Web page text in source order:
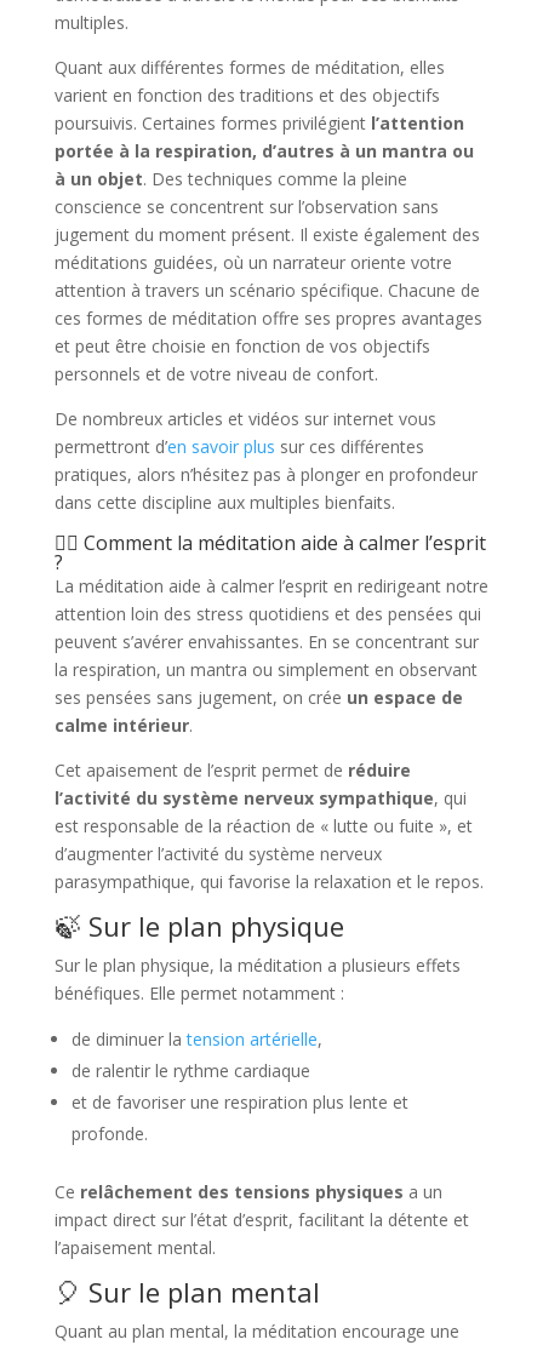
multiples.
Quant aux différentes formes de méditation, elles
varient en fonction des traditions et des objectifs
poursuivis. Certaines formes privilégient l’attention
portée à la respiration, d’autres à un mantra ou
à un objet. Des techniques comme la pleine
conscience se concentrent sur l’observation sans
jugement du moment présent. Il existe également des
méditations guidées, où un narrateur oriente votre
attention à travers un scénario spécifique. Chacune de
ces formes de méditation offre ses propres avantages
et peut être choisie en fonction de vos objectifs
personnels et de votre niveau de confort.
De nombreux articles et vidéos sur internet vous
permettront d’en savoir plus sur ces différentes
pratiques, alors n’hésitez pas à plonger en profondeur
dans cette discipline aux multiples bienfaits.
💆‍♀️ Comment la méditation aide à calmer l’esprit
?
La méditation aide à calmer l’esprit en redirigeant notre
attention loin des stress quotidiens et des pensées qui
peuvent s’avérer envahissantes. En se concentrant sur
la respiration, un mantra ou simplement en observant
ses pensées sans jugement, on crée un espace de
calme intérieur.
Cet apaisement de l’esprit permet de réduire
l’activité du système nerveux sympathique, qui
est responsable de la réaction de « lutte ou fuite », et
d’augmenter l’activité du système nerveux
parasympathique, qui favorise la relaxation et le repos.
🍃 Sur le plan physique
Sur le plan physique, la méditation a plusieurs effets
bénéfiques. Elle permet notamment :
de diminuer latension artérielle,
de ralentir le rythme cardiaque
et de favoriser une respiration plus lente et
profonde.
Ce relâchement des tensions physiques a un
impact direct sur l’état d’esprit, facilitant la détente et
l’apaisement mental.
🎈 Sur le plan mental
Quant au plan mental, la méditation encourage une